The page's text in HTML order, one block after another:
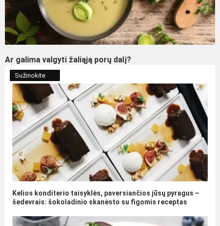
Ar galima valgyti žaliąją porų dalį?
Sužinokite
Kelios konditerio taisyklės, paversiančios jūsų pyragus –
šedevrais: šokoladinio skanėsto su figomis receptas